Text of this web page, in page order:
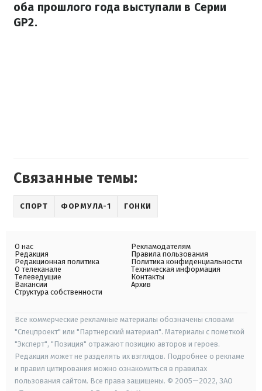
оба прошлого года выступали в Серии
GP2.
Связанные темы:
СПОРТ ФОРМУЛА-1 ГОНКИ
О нас
Редакция
Редакционная политика
О телеканале
Телеведущие
Вакансии
Структура собственности
Рекламодателям
Правила пользования
Политика конфиденциальности
Техническая информация
Контакты
Архив
Все коммерческие рекламные материалы обозначены словами
"Спецпроект" или "Партнерский материал". Материалы с пометкой
"Эксперт", "Позиция" отражают позицию авторов и героев.
Редакция может не разделять их взглядов. Подробнее о рекламе
и правил цитирования можно ознакомиться в правилах
пользования сайтом. Все права защищены. © 2005—2022, ЗАО